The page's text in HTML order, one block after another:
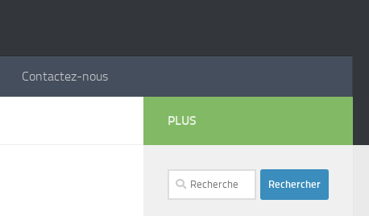
Contactez-nous
PLUS
Rechercher :